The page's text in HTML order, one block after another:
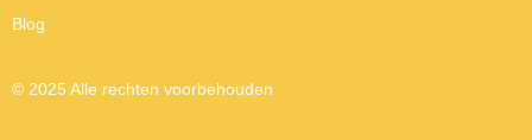
Blog
© 2025 Alle rechten voorbehouden